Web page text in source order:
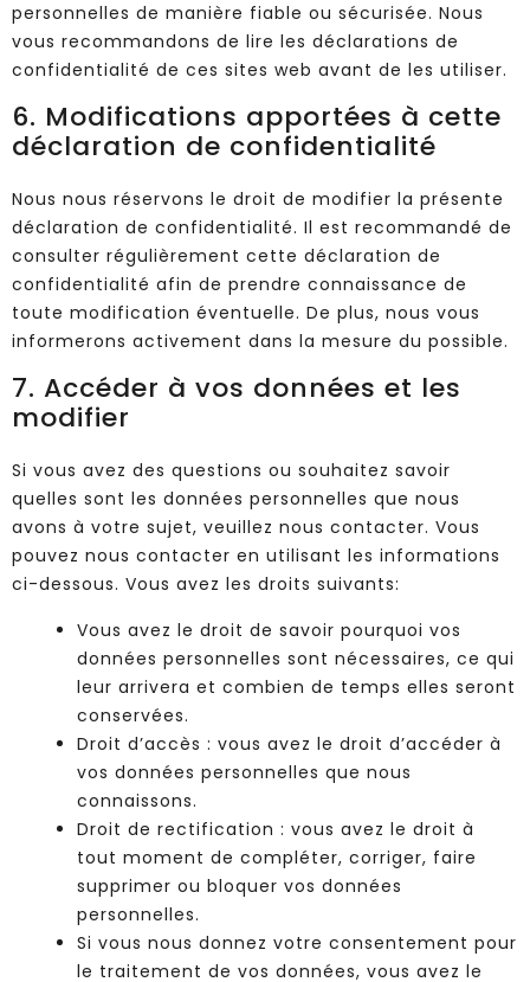
personnelles de manière fiable ou sécurisée. Nous
vous recommandons de lire les déclarations de
confidentialité de ces sites web avant de les utiliser.
6. Modifications apportées à cette
déclaration de confidentialité
Nous nous réservons le droit de modifier la présente
déclaration de confidentialité. Il est recommandé de
consulter régulièrement cette déclaration de
confidentialité afin de prendre connaissance de
toute modification éventuelle. De plus, nous vous
informerons activement dans la mesure du possible.
7. Accéder à vos données et les
modifier
Si vous avez des questions ou souhaitez savoir
quelles sont les données personnelles que nous
avons à votre sujet, veuillez nous contacter. Vous
pouvez nous contacter en utilisant les informations
ci-dessous. Vous avez les droits suivants:
Vous avez le droit de savoir pourquoi vos
données personnelles sont nécessaires, ce qui
leur arrivera et combien de temps elles seront
conservées.
Droit d’accès : vous avez le droit d’accéder à
vos données personnelles que nous
connaissons.
Droit de rectification : vous avez le droit à
tout moment de compléter, corriger, faire
supprimer ou bloquer vos données
personnelles.
Si vous nous donnez votre consentement pour
le traitement de vos données, vous avez le